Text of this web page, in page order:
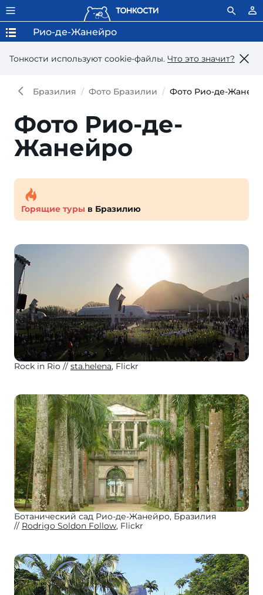
Тонкости используют сookie-файлы. Что это значит?
Рио-де-Жанейро
Бразилия Фото Бразилии Фото Рио-де-
Фото Рио-де-
Жанейро
Горящие туры в Бразилию
Rock in Rio sta.helena, Flickr
Ботанический сад Рио-де-Жанейро, Бразилия
Rodrigo Soldon Follow, Flickr